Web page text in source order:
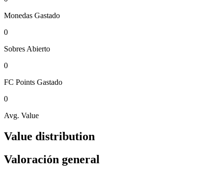
Monedas Gastado
0
Sobres Abierto
0
FC Points Gastado
0
Avg. Value
Value distribution
Valoración general